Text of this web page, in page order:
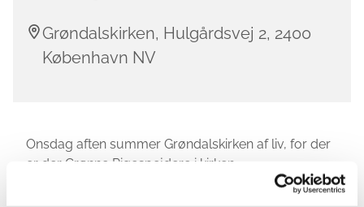
Grøndalskirken, Hulgårdsvej 2, 2400
København NV
Onsdag aften summer Grøndalskirken af liv, for der
er der Grønne Pigespejdere i kirken.